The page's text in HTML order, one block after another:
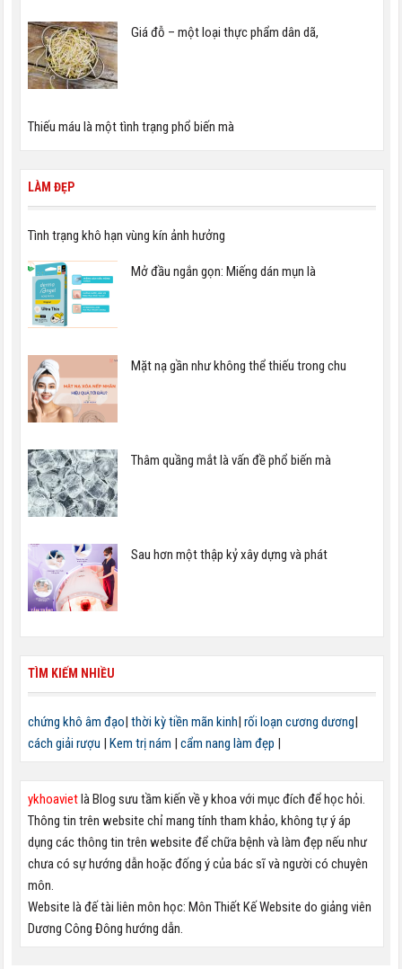
Giá đỗ – một loại thực phẩm dân dã,
Thiếu máu là một tình trạng phổ biến mà
LÀM ĐẸP
Tình trạng khô hạn vùng kín ảnh hưởng
Mở đầu ngắn gọn: Miếng dán mụn là
Mặt nạ gần như không thể thiếu trong chu
Thâm quầng mắt là vấn đề phổ biến mà
Sau hơn một thập kỷ xây dựng và phát
TÌM KIẾM NHIỀU
chứng khô âm đạo| thời kỳ tiền mãn kinh| rối loạn cương dương|
cách giải rượu | Kem trị nám | cẩm nang làm đẹp |
ykhoavietlà Blog sưu tầm kiến về y khoa với mục đích để học hỏi.
Thông tin trên website chỉ mang tính tham khảo, không tự ý áp
dụng các thông tin trên website để chữa bệnh và làm đẹp nếu như
chưa có sự hướng dẫn hoặc đống ý của bác sĩ và người có chuyên
môn.
Website là đế tài liên môn học: Môn Thiết Kế Website do giảng viên
Dương Công Đông hướng dẫn.